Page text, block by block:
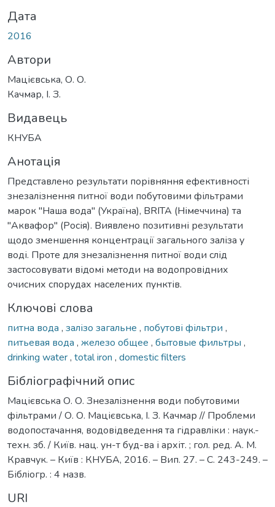
Дата
2016
Автори
Мацієвська, О. О.
Качмар, І. З.
Видавець
КНУБА
Анотація
Представлено результати порівняння ефективності
знезалізнення питної води побутовими фільтрами
марок "Наша вода" (Україна), BRITA (Німеччина) та
"Аквафор" (Росія). Виявлено позитивні результати
щодо зменшення концентрації загального заліза у
воді. Проте для знезалізнення питної води слід
застосовувати відомі методи на водопровідних
очисних спорудах населених пунктів.
Ключові слова
питна вода , залізо загальне , побутові фільтри ,
питьевая вода , железо общее , бытовые фильтры ,
drinking water, total iron , domestic filters
Бібліографічний опис
Мацієвська О. О. Знезалізнення води побутовими
фільтрами / О. О. Мацієвська, І. З. Качмар // Проблеми
водопостачання, водовідведення та гідравліки : наук.-
техн. зб. / Київ. нац. ун-т буд-ва і архіт. ; гол. ред. А. М.
Кравчук. – Київ : КНУБА, 2016. – Вип. 27. – С. 243-249. –
Бібліогр. : 4 назв.
URI